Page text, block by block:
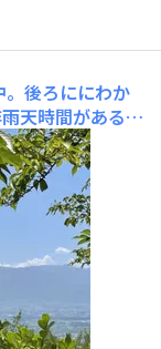
。後ろににわか
天時間がある程
というわけで、
入れて軽いお散
く通っていたフ
ています）安全